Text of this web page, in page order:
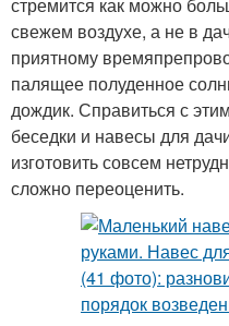
свежем воздухе, а не в
приятному
палящее полуденное
дождик. Справиться с
беседки и навесы для
изготовить совсем
сложно переоценить.